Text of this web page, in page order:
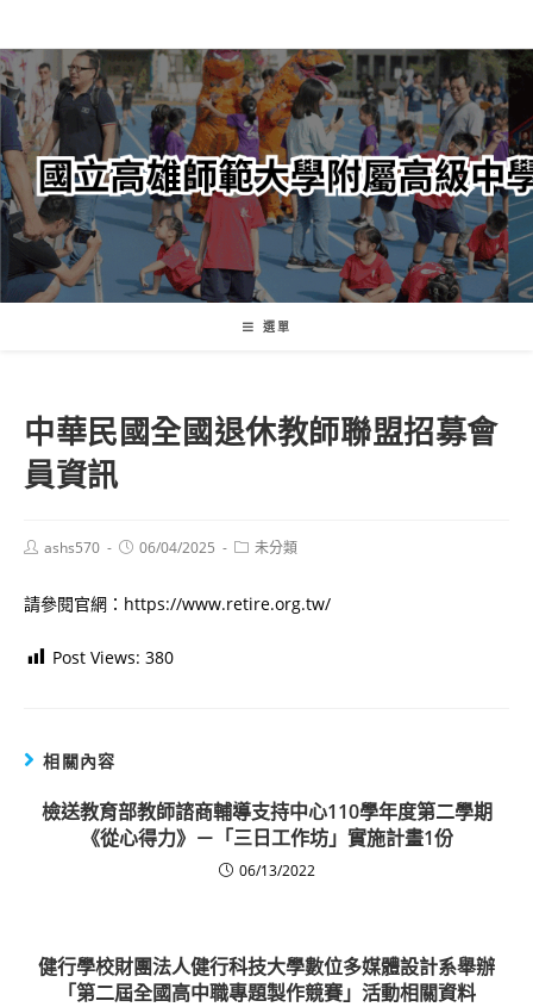
轉
至
主
內
容
選單
中華民國全國退休教師聯盟招募會
員資訊
Postashs570
Post06/04/2025
Post未分類
請參閱官網：https://www.retire.org.tw/
Post Views: 380
相關內容
檢送教育部教師諮商輔導支持中心110學年度第二學期
《從心得力》－「三日工作坊」實施計畫1份
06/13/2022
健行學校財團法人健行科技大學數位多媒體設計系舉辦
「第二屆全國高中職專題製作競賽」活動相關資料